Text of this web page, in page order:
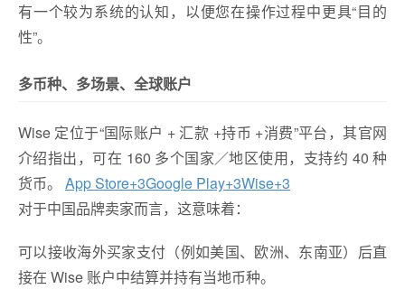
有一个较为系统的认知，以便您在操作过程中更具“目的
性”。
多币种、多场景、全球账户
Wise 定位于“国际账户 + 汇款 +持币 +消费”平台，其官网
介绍指出，可在 160 多个国家／地区使用，支持约 40 种
货币。 App Store+3Google Play+3Wise+3
对于中国品牌卖家而言，这意味着：
可以接收海外买家支付（例如美国、欧洲、东南亚）后直
接在 Wise 账户中结算并持有当地币种。